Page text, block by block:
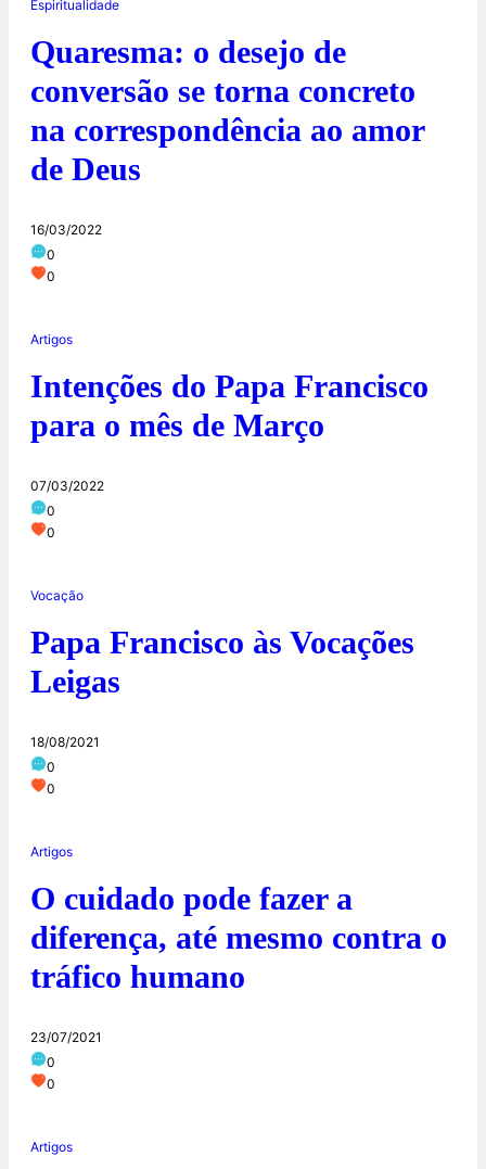
Espiritualidade
Quaresma: o desejo de
conversão se torna concreto
na correspondência ao amor
de Deus
16/03/2022
0
0
Artigos
Intenções do Papa Francisco
para o mês de Março
07/03/2022
0
0
Vocação
Papa Francisco às Vocações
Leigas
18/08/2021
0
0
Artigos
O cuidado pode fazer a
diferença, até mesmo contra o
tráfico humano
23/07/2021
0
0
Artigos